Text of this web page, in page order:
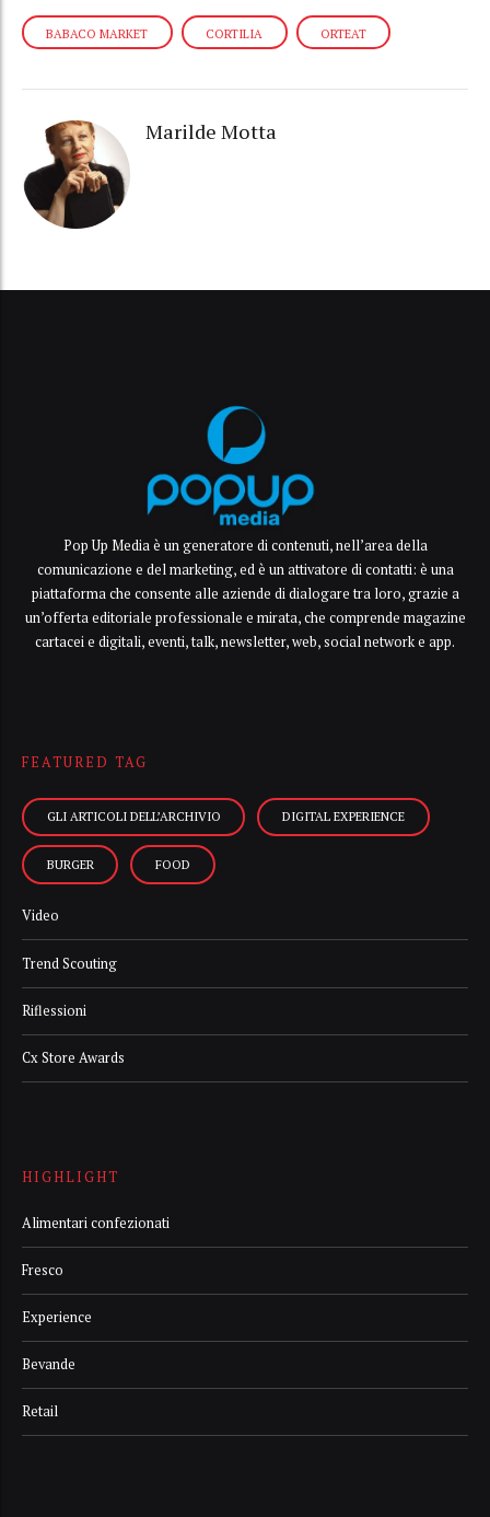
BABACO MARKET CORTILIA ORTEAT
Marilde Motta
Pop Up Media è un generatore di contenuti, nell’area della
comunicazione e del marketing, ed è un attivatore di contatti: è una
piattaforma che consente alle aziende di dialogare tra loro, grazie a
un’offerta editoriale professionale e mirata, che comprende magazine
cartacei e digitali, eventi, talk, newsletter, web, social network e app.
FEATURED TAG
GLI ARTICOLI DELL’ARCHIVIO DIGITAL EXPERIENCE
BURGER FOOD
Video
Trend Scouting
Riflessioni
Cx Store Awards
HIGHLIGHT
Alimentari confezionati
Fresco
Experience
Bevande
Retail